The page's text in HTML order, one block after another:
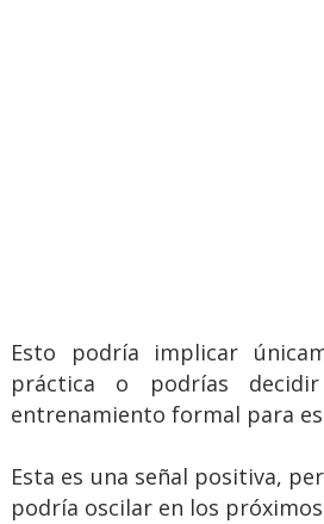
Esto podría implicar
práctica o podrías
entrenamiento formal para
Esta es una señal positiva,
podría oscilar en los